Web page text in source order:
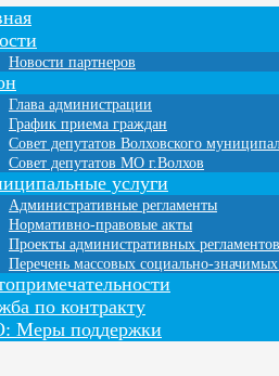
Новости партнеров
Глава администрации
График приема граждан
Совет депутатов Волховского
Совет депутатов МО г.Волхов
услуги
Административные регламенты
Нормативно-правовые акты
Проекты административных регламентов
Перечень массовых социально-
по контракту
Меры поддержки